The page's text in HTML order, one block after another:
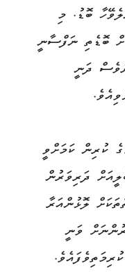
ބޮޑު. މި
ބޮޑެތި ނަފްސާނީ
ދަނީ
ކުރިން ކަމަށްވީ
ދަރިވަރުން
ލޮޅުންއަރާ
ވަނީ